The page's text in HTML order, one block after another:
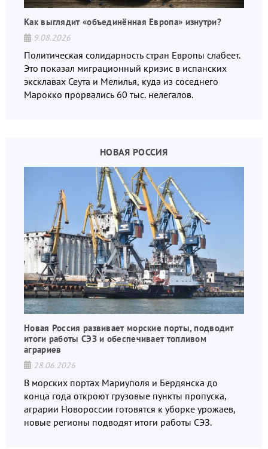
Как выглядит «объединённая Европа» изнутри?
9.08.2026
Политическая солидарность стран Европы слабеет.
Это показал миграционный кризис в испанских
эксклавах Сеута и Мелилья, куда из соседнего
Марокко прорвались 60 тыс. нелегалов.
НОВАЯ РОССИЯ
Новая Россия развивает морские порты, подводит
итоги работы СЭЗ и обеспечивает топливом
аграриев
28.06.2026
В морских портах Мариуполя и Бердянска до
конца года откроют грузовые пункты пропуска,
аграрии Новороссии готовятся к уборке урожаев,
новые регионы подводят итоги работы СЭЗ.